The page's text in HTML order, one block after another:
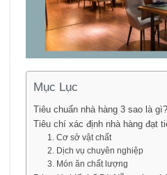
Mục Lục
Tiêu chuẩn nhà hàng 3 sao là gì?
Tiêu chí xác định nhà hàng đạt
1. Cơ sở vật chất
2. Dịch vụ chuyên nghiệp
3. Món ăn chất lượng